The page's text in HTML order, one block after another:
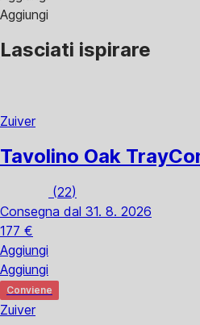
Aggiungi
Lasciati ispirare
Zuiver
Tavolino Oak Tray
(22)
Consegna dal 31. 8. 2026
177 €
Aggiungi
Aggiungi
Conviene
Zuiver